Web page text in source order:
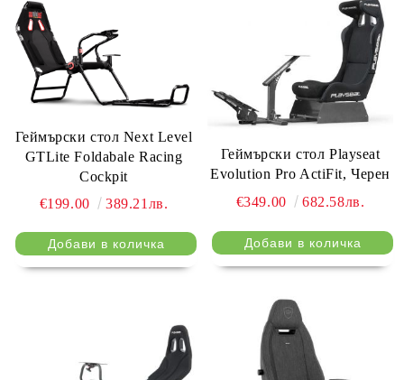
Геймърски стол Next Level
GTLite Foldabale Racing
Cockpit
€199.00
389.21лв.
Геймърски стол Playseat
Evolution Pro ActiFit, Черен
€349.00
682.58лв.